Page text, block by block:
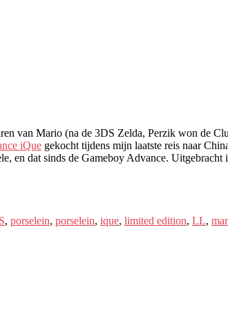
van Mario (na de 3DS Zelda, Perzik won de
iQue gekocht tijdens mijn laatste reis naar
en dat sinds de Gameboy Advance.
, porselein, porselein, ique, limited edition, LL,